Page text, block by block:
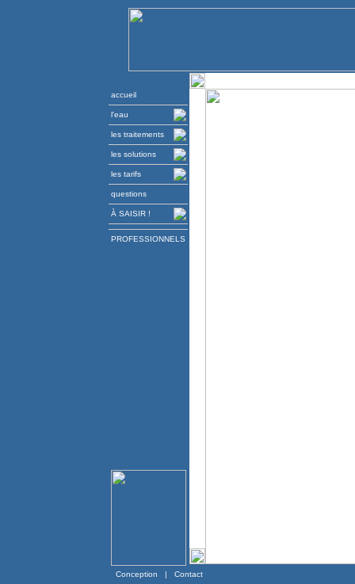
accueil
l'eau
les traitements
les solutions
les tarifs
questions
À SAISIR !
PROFESSIONNELS
Conception | Contact